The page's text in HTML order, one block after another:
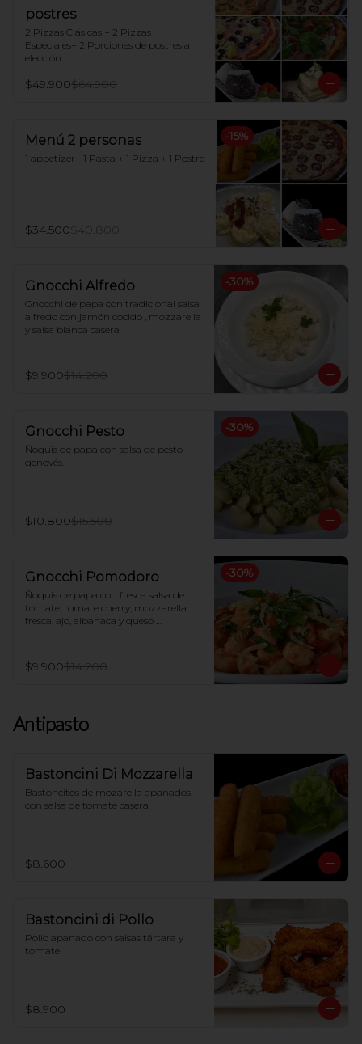
postres
2 Pizzas Clásicas + 2 Pizzas
Especiales+ 2 Porciones de postres a
elección
$49.900$64.900
-15%
Menú 2 personas
1 appetizer+ 1 Pasta + 1 Pizza + 1 Postre
$34.500$40.800
-30%
Gnocchi Alfredo
Gnocchi de papa con tradicional salsa
alfredo con jamón cocido , mozzarella
y salsa blanca casera
$9.900$14.200
-30%
Gnocchi Pesto
Ñoquis de papa con salsa de pesto
genovés.
$10.800$15.500
-30%
Gnocchi Pomodoro
Ñoquis de papa con fresca salsa de
tomate, tomate cherry, mozzarella
fresca, ajo, albahaca y queso
$9.900$14.200
Antipasto
Bastoncini Di Mozzarella
Bastoncitos de mozarella apanados,
con salsa de tomate casera
$8.600
Bastoncini di Pollo
Pollo apanado con salsas tártara y
tomate
$8.900